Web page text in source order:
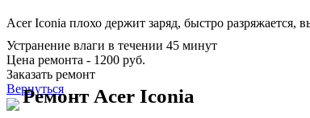
Acer Iconia плохо держит заряд, быстро разряжается,
Устранение влаги в течении 45 минут
Цена ремонта - 1200 руб.
Заказать ремонт
Вернуться
Ремонт Acer Iconia